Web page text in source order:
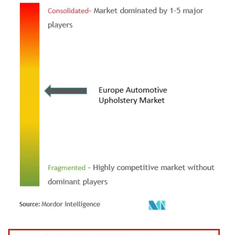
Image © Mordor Intelligence. La réutilisation nécessite une attribution sous CC BY